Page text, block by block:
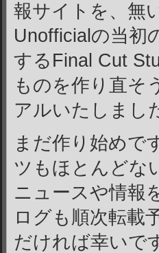
報サイトを、無
Unofficialの当初
するFinal Cut
ものを作り直そ
アルいたしまし
まだ作り始めで
ツもほとんどな
ニュースや情報
ログも順次転載
だければ幸いで